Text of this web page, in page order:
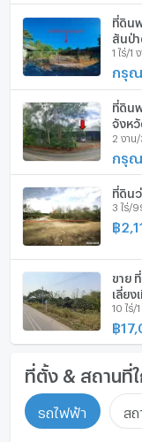
อ่างอาบน้ำ
TV
เตาปรุงอาหาร
ตู้เย็น
เครื่องดูดควัน
ลิฟท์
ที่จอดรถ
ที่จอดรถจักรย
มีอินเตอร์เน็ตไ
กล้องวงจรปิด
สระว่ายน้ำ
โรงยิม / ฟิตเน
ที่ดิน
สันป่า
1 ไร่/1
กรุณ
ที่ดิน
จังหวั
2 งาน/
กรุณ
ที่ดินว่
3 ไร่/
฿
ขาย
เลี่ยง
10 ไร่/
฿
ที่ตั้ง & สถานที่
รถไฟฟ้า สถ